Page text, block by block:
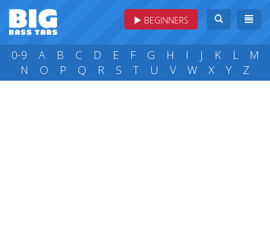
BEGINNERS
0-9 A B C D E F G H I J K L
M
N
O P Q R S T U V W X Y Z